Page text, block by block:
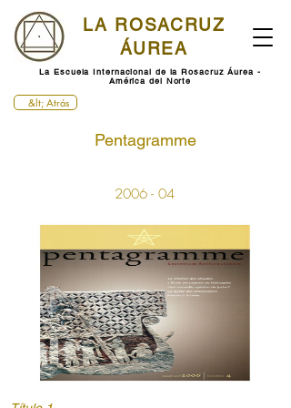
LA ROSACRUZ
ÁUREA
La Escuela Internacional de la Rosacruz Áurea -
América del Norte
&lt; Atrás
Pentagramme
2006 - 04